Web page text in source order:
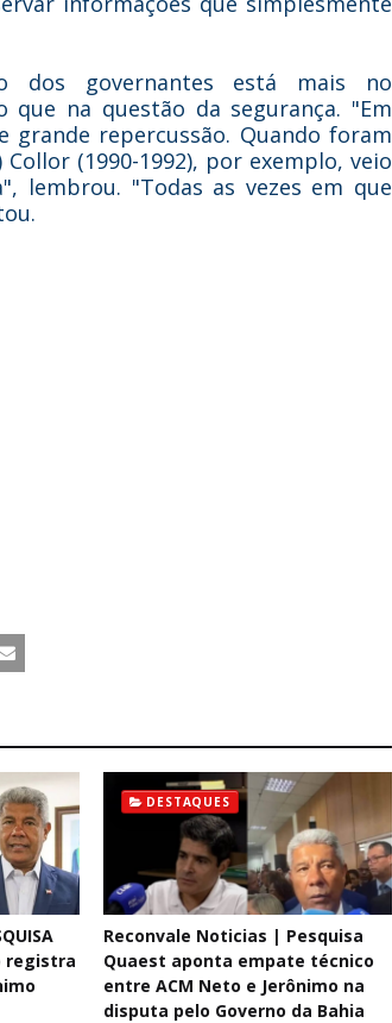
dos governantes está mais no
na questão da segurança. "Em
repercussão. Quando foram
(1990-1992), por exemplo, veio
lembrou. "Todas as vezes em que
registra
DESTAQUES
Reconvale Noticias | Pesquisa
Quaest aponta empate técnico
entre ACM Neto e Jerônimo na
disputa pelo Governo da Bahia